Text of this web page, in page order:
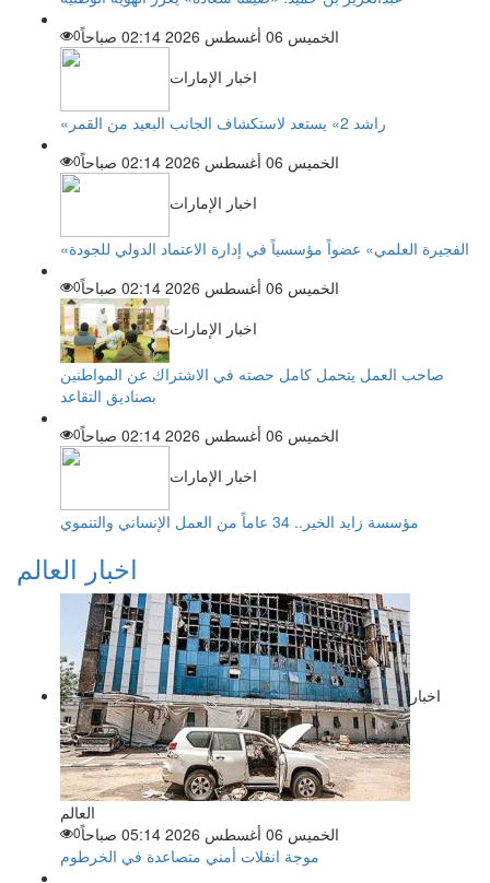
الخميس 06 أغسطس 2026 02:14 صباحاً
0
اخبار الإمارات
«راشد 2» يستعد لاستكشاف الجانب البعيد من القمر
الخميس 06 أغسطس 2026 02:14 صباحاً
0
اخبار الإمارات
«الفجيرة العلمي» عضواً مؤسسياً في إدارة الاعتماد الدولي للجودة
الخميس 06 أغسطس 2026 02:14 صباحاً
0
اخبار الإمارات
صاحب العمل يتحمل كامل حصته في الاشتراك عن المواطنين
بصناديق التقاعد
الخميس 06 أغسطس 2026 02:14 صباحاً
0
اخبار الإمارات
مؤسسة زايد الخير.. 34 عاماً من العمل الإنساني والتنموي
اخبار العالم
اخبار
العالم
الخميس 06 أغسطس 2026 05:14 صباحاً
0
موجة انفلات أمني متصاعدة في الخرطوم